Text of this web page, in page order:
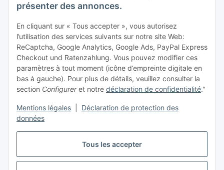
Tous les accepter
présenter des annonces.
En cliquant sur « Tous accepter », vous autorisez
l’utilisation des services suivants sur notre site Web:
ReCaptcha, Google Analytics, Google Ads, PayPal Express
Checkout und Ratenzahlung. Vous pouvez modifier ces
paramètres à tout moment (icône d’empreinte digitale en
bas à gauche). Pour plus de détails, veuillez consulter la
section Configureret notre déclaration de confidentialité."
Mentions légales
Déclaration de protection des
données
Inscrivez-vous à notre newsletter S'abonner
infos acheteur
Informations
Mentions légales